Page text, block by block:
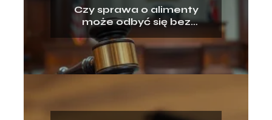
Czy sprawa o alimenty
może odbyć się bez
pozwanego? Wyjaśniamy!